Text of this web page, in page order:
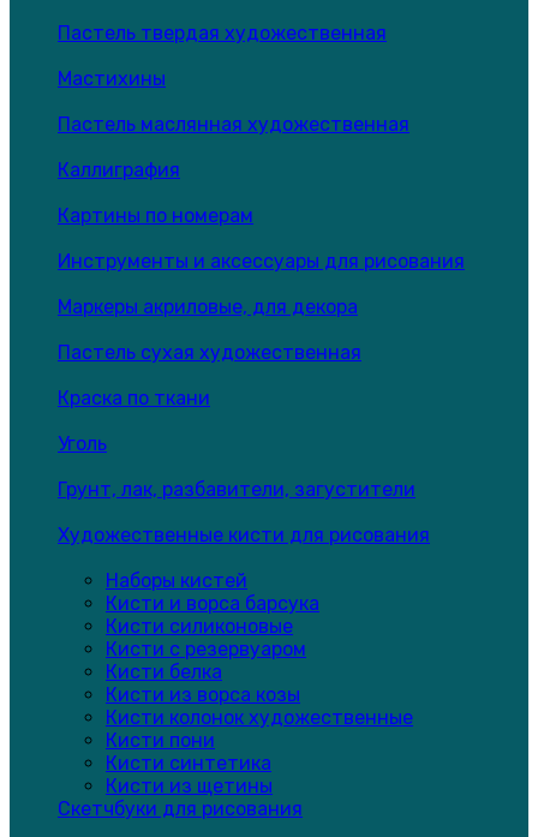
Пастель твердая художественная
Мастихины
Пастель маслянная художественная
Каллиграфия
Картины по номерам
Инструменты и аксессуары для рисования
Маркеры акриловые, для декора
Пастель сухая художественная
Краска по ткани
Уголь
Грунт, лак, разбавители, загустители
Художественные кисти для рисования
Наборы кистей
Кисти и ворса барсука
Кисти силиконовые
Кисти с резервуаром
Кисти белка
Кисти из ворса козы
Кисти колонок художественные
Кисти пони
Кисти синтетика
Кисти из щетины
Скетчбуки для рисования